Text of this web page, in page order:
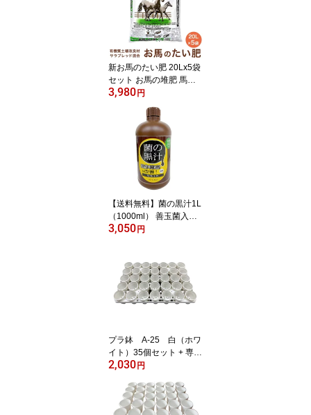
機栽培 フローラ101 Flor
a 洋ラン 全植物【送料無
料・代引手数料無料】
【プレゼント付】【WEB
領収書発行可】
新お馬のたい肥 20Lx5袋
セット お馬の堆肥 馬糞
馬ふん たい肥 堆肥 土壌
改良剤 土壌改良材 土壌
改良 植木鉢 鉢 薔薇 バラ
ばら 園芸 土 ガーデニン
グ 家庭菜園 庭【送料無
3,980円
【送料無料】菌の黒汁1L
（1000ml） 善玉菌入
（光合成細菌）液体 活力
グ 園芸 家庭菜園 庭 土壌
改良 土壌改良剤 土壌改
良材
3,050円
プラ鉢 A-25 白（ホワ
イト）35個セット + 専用
トレーPMT-35 白（ホワ
ト 多肉植物 鉢 エケベリ
2,030円